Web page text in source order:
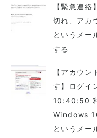
【緊急連
切れ、アカ
というメー
する
【アカウ
す】ログイ
10:40:50
Windows
というメー